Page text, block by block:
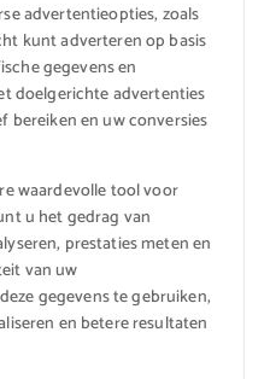
advertentieopties, zoals
kunt adverteren op basis
gegevens en
doelgerichte advertenties
en uw conversies
waardevolle tool voor
u het gedrag van
prestaties meten en
van uw
gegevens te gebruiken,
en betere resultaten